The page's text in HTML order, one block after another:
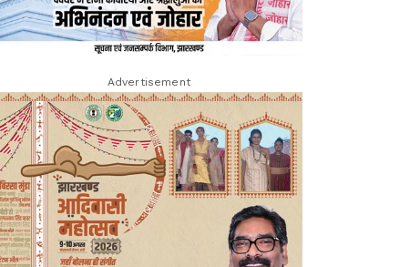
Advertisement